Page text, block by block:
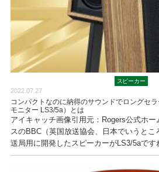
スピーカー
2022.07.27
コンパクトなのに納得のサウンドでロングセ
モニター LS3/5a）とは
アイキャッチ画像引用元：Rogers公式ホ
スのBBC（英国放送協会、日本でいうとこ
送局用に開発したスピーカーがLS3/5aです